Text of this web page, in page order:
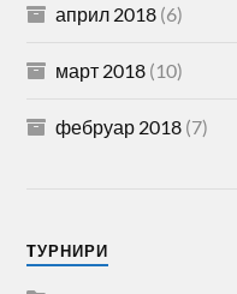
април 2018 (6)
март 2018 (10)
фебруар 2018 (7)
TУРНИРИ